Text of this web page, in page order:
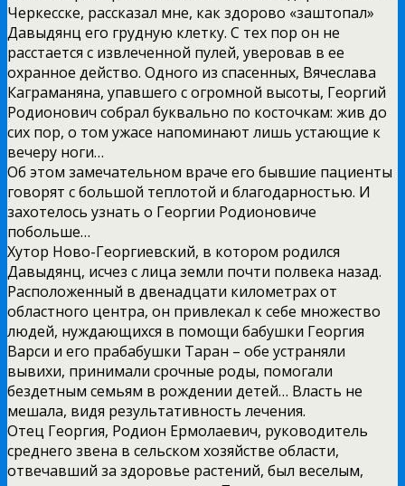
Черкесске, рассказал мне, как здорово «заштопал»
Давыдянц его грудную клетку. С тех пор он не
расстается с извлеченной пулей, уверовав в ее
охранное действо. Одного из спасенных, Вячеслава
Каграманяна, упавшего с огромной высоты, Георгий
Родионович собрал буквально по косточкам: жив до
сих пор, о том ужасе напоминают лишь устающие к
вечеру ноги…
Об этом замечательном враче его бывшие пациенты
говорят с большой теплотой и благодарностью. И
захотелось узнать о Георгии Родионовиче
побольше…
Хутор Ново-Георгиевский, в котором родился
Давыдянц, исчез с лица земли почти полвека назад.
Расположенный в двенадцати километрах от
областного центра, он привлекал к себе множество
людей, нуждающихся в помощи бабушки Георгия
Варси и его прабабушки Таран – обе устраняли
вывихи, принимали срочные роды, помогали
бездетным семьям в рождении детей… Власть не
мешала, видя результативность лечения.
Отец Георгия, Родион Ермолаевич, руководитель
среднего звена в сельском хозяйстве области,
отвечавший за здоровье растений, был веселым,